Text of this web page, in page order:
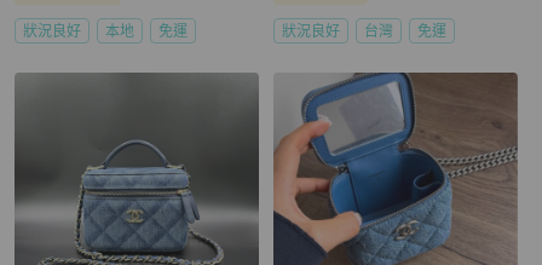
狀況良好 本地 免運 狀況良好 台灣 免運